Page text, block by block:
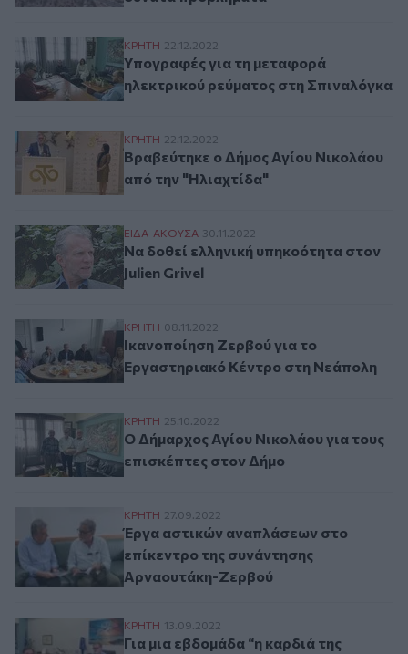
Υπογραφές για τη μεταφορά ηλεκτρικού
ΚΡΗΤΗ 22.12.2022
Υπογραφές για τη μεταφορά
ηλεκτρικού ρεύματος στη Σπιναλόγκα
Βραβεύτηκε ο Δήμος Αγίου Νικολάου
ΚΡΗΤΗ 22.12.2022
Βραβεύτηκε ο Δήμος Αγίου Νικολάου
από την "Ηλιαχτίδα"
Να δοθεί ελληνική υπηκοότητα στον
ΕΙΔΑ-ΑΚΟΥΣΑ 30.11.2022
Να δοθεί ελληνική υπηκοότητα στον
Julien Grivel
Ικανοποίηση Ζερβού για το
ΚΡΗΤΗ 08.11.2022
Ικανοποίηση Ζερβού για το
Εργαστηριακό Κέντρο στη Νεάπολη
Ο Δήμαρχος Αγίου Νικολάου για τους
ΚΡΗΤΗ 25.10.2022
Ο Δήμαρχος Αγίου Νικολάου για τους
επισκέπτες στον Δήμο
Έργα αστικών αναπλάσεων στο
ΚΡΗΤΗ 27.09.2022
Έργα αστικών αναπλάσεων στο
επίκεντρο της συνάντησης
Αρναουτάκη-Ζερβού
Για μια εβδομάδα “η καρδιά της Ευρώπης
ΚΡΗΤΗ 13.09.2022
Για μια εβδομάδα “η καρδιά της